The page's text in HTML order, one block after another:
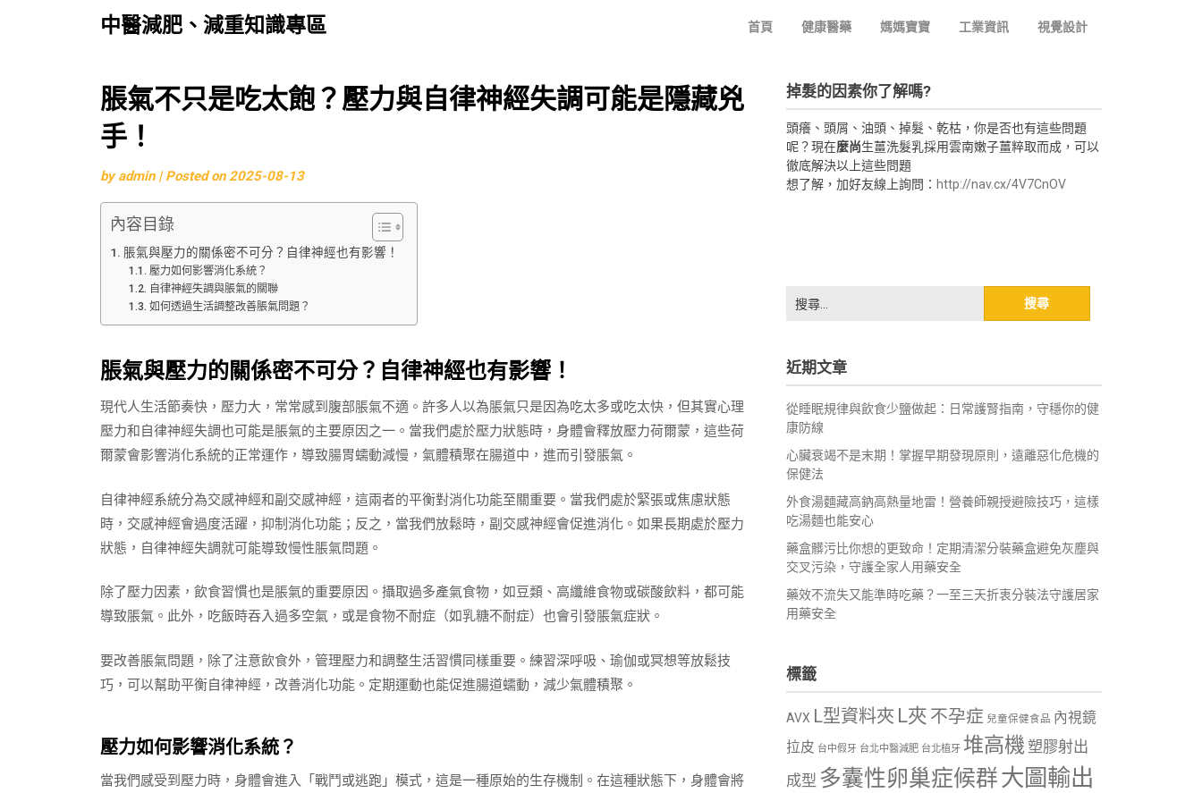
中醫減肥、減重知識專區 首頁 健康醫藥 媽媽寶寶 工業資訊 視覺設計
Skip
to
content
脹氣不只是吃太飽？壓力與自律神經失調可能是隱藏兇
手！
byadmin | Posted on2025-08-13
內容目錄
脹氣與壓力的關係密不可分？自律神經也有影響！
壓力如何影響消化系統？
自律神經失調與脹氣的關聯
如何透過生活調整改善脹氣問題？
脹氣與壓力的關係密不可分？自律神經也有影響！
現代人生活節奏快，壓力大，常常感到腹部脹氣不適。許多人以為脹氣只是因為吃太多或吃太快，但其實心理
壓力和自律神經失調也可能是脹氣的主要原因之一。當我們處於壓力狀態時，身體會釋放壓力荷爾蒙，這些荷
爾蒙會影響消化系統的正常運作，導致腸胃蠕動減慢，氣體積聚在腸道中，進而引發脹氣。
自律神經系統分為交感神經和副交感神經，這兩者的平衡對消化功能至關重要。當我們處於緊張或焦慮狀態
時，交感神經會過度活躍，抑制消化功能；反之，當我們放鬆時，副交感神經會促進消化。如果長期處於壓力
狀態，自律神經失調就可能導致慢性脹氣問題。
除了壓力因素，飲食習慣也是脹氣的重要原因。攝取過多產氣食物，如豆類、高纖維食物或碳酸飲料，都可能
導致脹氣。此外，吃飯時吞入過多空氣，或是食物不耐症（如乳糖不耐症）也會引發脹氣症狀。
要改善脹氣問題，除了注意飲食外，管理壓力和調整生活習慣同樣重要。練習深呼吸、瑜伽或冥想等放鬆技
巧，可以幫助平衡自律神經，改善消化功能。定期運動也能促進腸道蠕動，減少氣體積聚。
壓力如何影響消化系統？
當我們感受到壓力時，身體會進入「戰鬥或逃跑」模式，這是一種原始的生存機制。在這種狀態下，身體會將
掉髮的因素你了解嗎?
頭癢、頭屑、油頭、掉髮、乾枯，你是否也有這些問題
呢？現在麼尚生薑洗髮乳採用雲南嫩子薑粹取而成，可以
徹底解決以上這些問題
想了解，加好友線上詢問： http://nav.cx/4V7CnOV
搜
尋
字:
近期文章
從睡眠規律與飲食少鹽做起：日常護腎指南，守穩你的健
康防線
心臟衰竭不是末期！掌握早期發現原則，遠離惡化危機的
保健法
外食湯麵藏高鈉高熱量地雷！營養師親授避險技巧，這樣
吃湯麵也能安心
藥盒髒污比你想的更致命！定期清潔分裝藥盒避免灰塵與
交叉污染，守護全家人用藥安全
藥效不流失又能準時吃藥？一至三天折衷分裝法守護居家
用藥安全
標籤
AVX L型資料夾 L夾 不孕症 兒童保健食品 內視鏡
拉皮 台中假牙 台北中醫減肥 台北植牙 堆高機塑膠射出
成型 多囊性卵巢症候群大圖輸出